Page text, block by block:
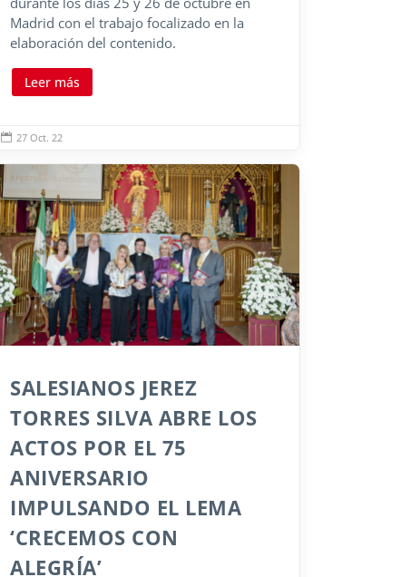
Madrid con el trabajo focalizado en la
elaboración del contenido.
Leer más
 27 Oct. 22
SALESIANOS JEREZ
TORRES SILVA ABRE LOS
ACTOS POR EL 75
ANIVERSARIO
IMPULSANDO EL LEMA
‘CRECEMOS CON
ALEGRÍA’